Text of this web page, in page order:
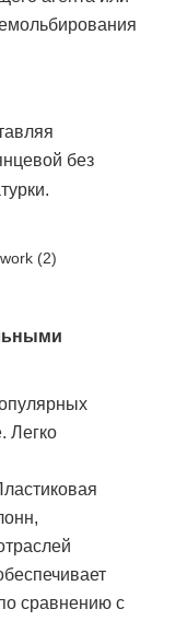
без
Легко
сравнению с